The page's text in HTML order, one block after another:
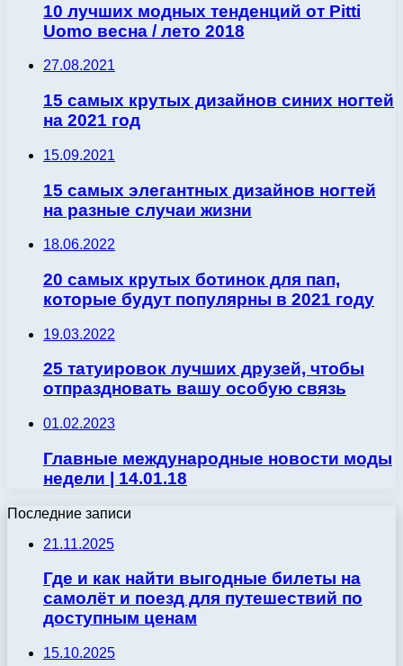
10 лучших модных тенденций от Pitti
Uomo весна / лето 2018
27.08.2021
15 самых крутых дизайнов синих ногтей
на 2021 год
15.09.2021
15 самых элегантных дизайнов ногтей
на разные случаи жизни
18.06.2022
20 самых крутых ботинок для пап,
которые будут популярны в 2021 году
19.03.2022
25 татуировок лучших друзей, чтобы
отпраздновать вашу особую связь
01.02.2023
Главные международные новости моды
недели | 14.01.18
Последние записи
21.11.2025
Где и как найти выгодные билеты на
самолёт и поезд для путешествий по
доступным ценам
15.10.2025